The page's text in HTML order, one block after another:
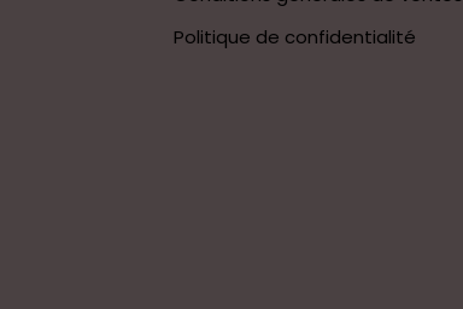
Politique de confidentialité